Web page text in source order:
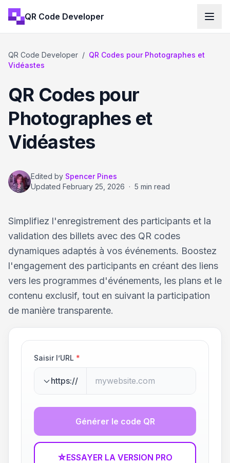
QR Code Developer
QR Code Developer / QR Codes pour Photographes et
Vidéastes
QR Codes pour
Photographes et
Vidéastes
Edited by Spencer Pines
Updated February 25, 2026 · 5 min read
Simplifiez l'enregistrement des participants et la
validation des billets avec des QR codes
dynamiques adaptés à vos événements. Boostez
l'engagement des participants en créant des liens
vers les programmes d'événements, les plans et le
contenu exclusif, tout en suivant la participation
de manière transparente.
Saisir l’URL *
https://
Générer le code QR
☆ESSAYER LA VERSION PRO